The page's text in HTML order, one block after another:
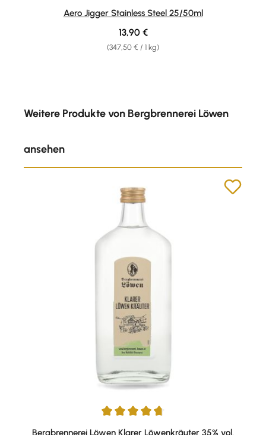
Durchschnittliche Bewertung von 4.67 von 5 Sternen
Aero Jigger Stainless Steel 25/50ml
(347,50 € / 1 kg)
Regulärer Preis:
13,90 €
Weitere Produkte von Bergbrennerei Löwen
ansehen
Durchschnittliche Bewertung von 4.67 von 5 Sternen
Bergbrennerei Löwen Klarer Löwenkräuter 35% vol.